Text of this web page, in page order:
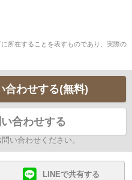
所在することを表すものであり、実際の
合わせする(無料)
合わせする
い合わせください。
LINEで共有する